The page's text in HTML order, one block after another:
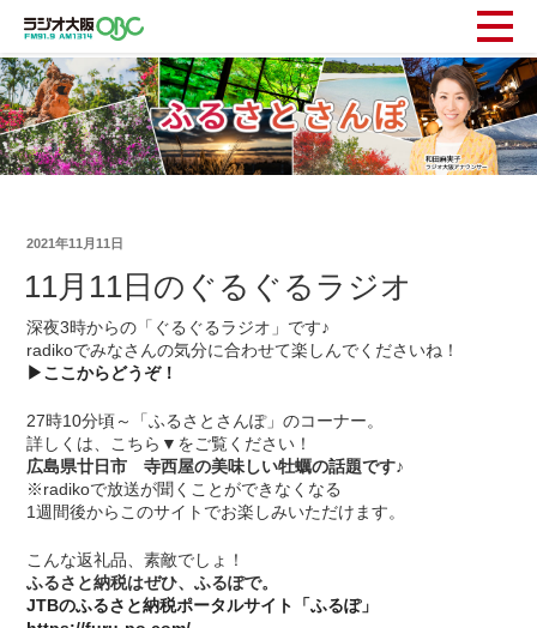
2021年11月11日
11月11日のぐるぐるラジオ
深夜3時からの「ぐるぐるラジオ」です♪
radikoでみなさんの気分に合わせて楽しんでくださいね！
▶ここからどうぞ！
27時10分頃～「ふるさとさんぽ」のコーナー。
詳しくは、こちら▼をご覧ください！
広島県廿日市 寺西屋の美味しい牡蠣の話題です♪
※radikoで放送が聞くことができなくなる
1週間後からこのサイトでお楽しみいただけます。
こんな返礼品、素敵でしょ！
ふるさと納税はぜひ、ふるぽで。
JTBのふるさと納税ポータルサイト「ふるぽ」